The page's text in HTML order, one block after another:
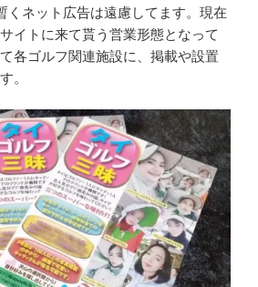
ネット広告は遠慮してます。現在
イトに来て貰う営業形態となって
各ゴルフ関連施設に、掲載や設置
。